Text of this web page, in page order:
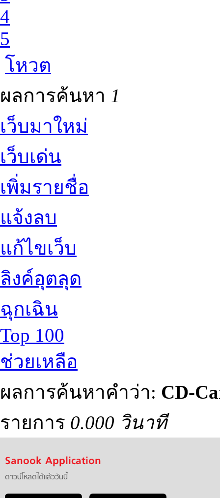
4
5
โหวต
ผลการค้นหา 1
เว็บมาใหม่
เว็บเด่น
เพิ่มรายชื่อ
แจ้งลบ
แก้ไขเว็บ
ลิงค์อุตลุด
ฉุกเฉิน
Top 100
ช่วยเหลือ
ผลการค้นหาคำว่า: CD-
รายการ 0.000 วินาที
Sanook Application
ดาวน์โหลดได้แล้ววันนี้